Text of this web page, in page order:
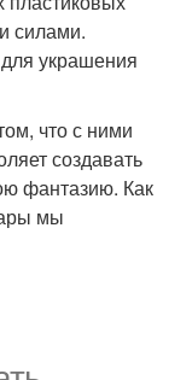
силами.
украшения
что с ними
создавать
фантазию. Как
мы